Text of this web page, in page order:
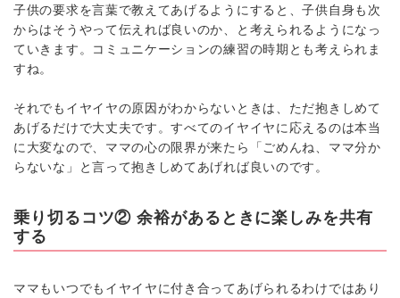
子供の要求を言葉で教えてあげるようにすると、子供自身も次
からはそうやって伝えれば良いのか、と考えられるようになっ
ていきます。コミュニケーションの練習の時期とも考えられま
すね。
それでもイヤイヤの原因がわからないときは、ただ抱きしめて
あげるだけで大丈夫です。すべてのイヤイヤに応えるのは本当
に大変なので、ママの心の限界が来たら「ごめんね、ママ分か
らないな」と言って抱きしめてあげれば良いのです。
乗り切るコツ② 余裕があるときに楽しみを共有
する
ママもいつでもイヤイヤに付き合ってあげられるわけではあり